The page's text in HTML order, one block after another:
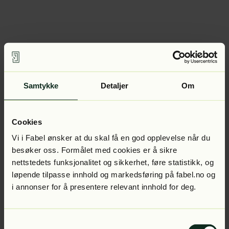
Samtykke Detaljer Om
Cookies
Vi i Fabel ønsker at du skal få en god opplevelse når du
besøker oss. Formålet med cookies er å sikre
nettstedets funksjonalitet og sikkerhet, føre statistikk, og
løpende tilpasse innhold og markedsføring på fabel.no og
i annonser for å presentere relevant innhold for deg.